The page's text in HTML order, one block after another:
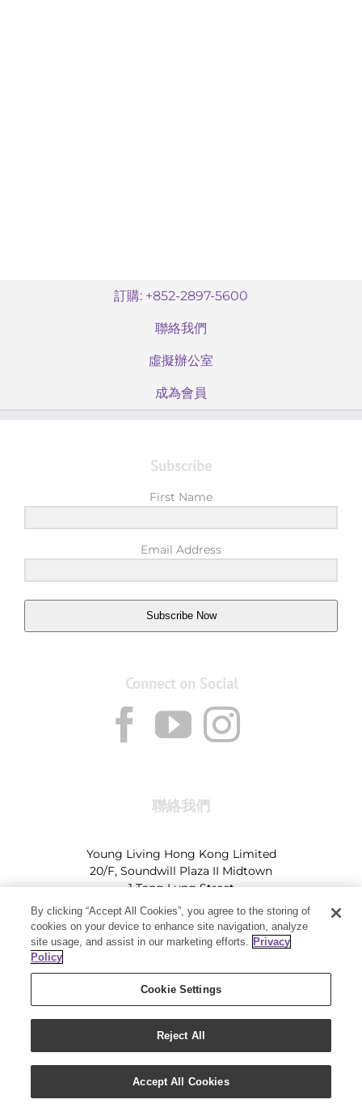
訂購: +852-2897-5600
聯絡我們
虛擬辦公室
成為會員
Subscribe
First Name
Email Address
Subscribe Now
Connect on Social
聯絡我們
Young Living Hong Kong Limited
20/F, Soundwill Plaza II Midtown
1 Tang Lung Street
Causeway Bay, Hong Kong (Exit A, Causeway Bay
Station)
Tel:
+852-2897-5600ΙHK@youngliving.com
Tel: 852-8009-62863ΙMacau@youngliving.com
Copyright 2019 - Young Living Essential Oils | All Rights Reserved
Privacy Policy
By clicking “Accept All Cookies”, you agree to the storing of
cookies on your device to enhance site navigation, analyze
site usage, and assist in our marketing efforts. Privacy
Policy
Cookie Settings
Reject All
Accept All Cookies